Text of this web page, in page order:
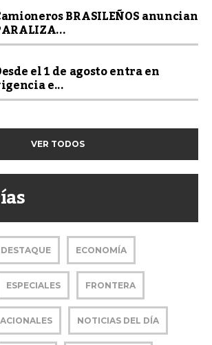
BRASILEÑOS anuncian
el 1 de agosto entra en
e...
VER TODOS
DESTAQUE ECONOMÍA
ESPECIALES FRONTERA
NOTICIAS DEL DÍA